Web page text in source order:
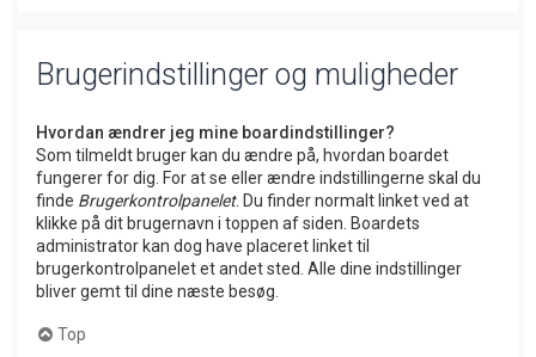
Brugerindstillinger og muligheder
Hvordan ændrer jeg mine boardindstillinger?
Som tilmeldt bruger kan du ændre på, hvordan boardet
fungerer for dig. For at se eller ændre indstillingerne skal du
finde Brugerkontrolpanelet. Du finder normalt linket ved at
klikke på dit brugernavn i toppen af siden. Boardets
administrator kan dog have placeret linket til
brugerkontrolpanelet et andet sted. Alle dine indstillinger
bliver gemt til dine næste besøg.
Top